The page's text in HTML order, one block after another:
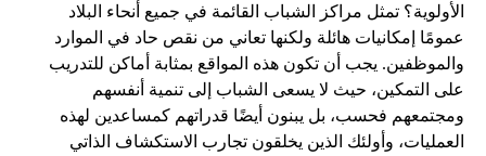
الأولوية؟ تمثل مراكز الشباب القائمة في جميع أنحاء البلاد
عمومًا إمكانيات هائلة ولكنها تعاني من نقص حاد في الموارد
والموظفين. يجب أن تكون هذه المواقع بمثابة أماكن للتدريب
على التمكين، حيث لا يسعى الشباب إلى تنمية أنفسهم
ومجتمعهم فحسب، بل يبنون أيضًا قدراتهم كمساعدين لهذه
العمليات، وأولئك الذين يخلقون تجارب الاستكشاف الذاتي